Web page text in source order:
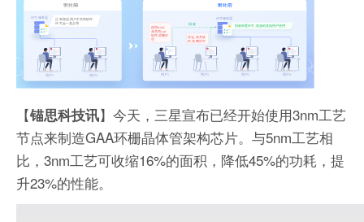
【锚思科技讯】今天，三星宣布已经开始使用3nm工艺
节点来制造GAA环栅晶体管架构芯片。与5nm工艺相
比，3nm工艺可收缩16%的面积，降低45%的功耗，提
升23%的性能。